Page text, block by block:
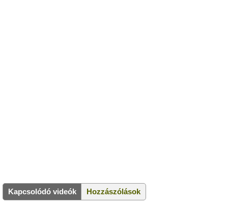
Kapcsolódó videók Hozzászólások